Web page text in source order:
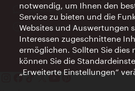
Ort:
concierge.wien.info
Öffnungszeiten:
Informationen rund um die
notwendig, um Ihnen den
Service zu bieten und die
Websites und Auswertungen
Interessen zugeschnittene
ermöglichen. Sollten Sie dies
können Sie die
„Erweiterte Einstellungen“